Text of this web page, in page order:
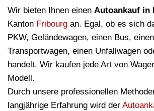
Wir bieten Ihnen einen Autoankauf in
Kanton Fribourg an. Egal, ob es sich
PKW, Geländewagen, einen Bus, einen
Transportwagen, einen Unfallwagen
handelt. Wir kaufen jede Art von
Modell.
Durch unsere professionellen
langjährige Erfahrung wird der